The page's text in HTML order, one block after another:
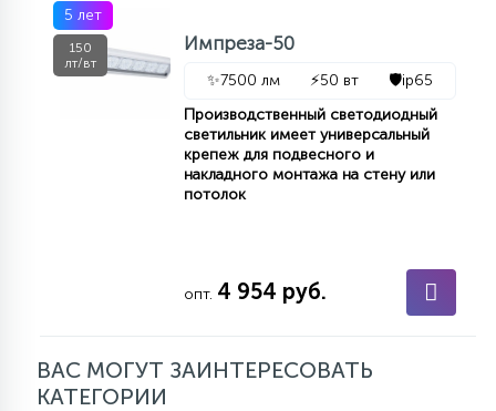
С УПРАВЛЕНИЕМ
АКСЕССУАРЫ
5 лет
150
лт/вт
Импреза-50
✨7500 лм ⚡50 вт 🛡️ip65
Производственный светодиодный
светильник имеет универсальный
крепеж для подвесного и
накладного монтажа на стену или
потолок
опт. 4 954 руб.
ВАС МОГУТ ЗАИНТЕРЕСОВАТЬ
КАТЕГОРИИ